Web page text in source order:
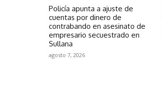
Policía apunta a ajuste de
cuentas por dinero de
contrabando en asesinato de
empresario secuestrado en
Sullana
agosto 7, 2026